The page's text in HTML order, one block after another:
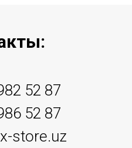
52 87
52 87
store.uz